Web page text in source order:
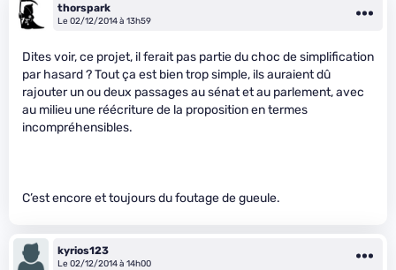
thorspark
Le 02/12/2014 à 13h59
Dites voir, ce projet, il ferait pas partie du choc de simplification
par hasard ? Tout ça est bien trop simple, ils auraient dû
rajouter un ou deux passages au sénat et au parlement, avec
au milieu une réécriture de la proposition en termes
incompréhensibles.
C’est encore et toujours du foutage de gueule.
kyrios123
Le 02/12/2014 à 14h00